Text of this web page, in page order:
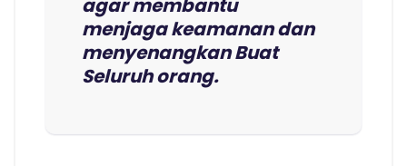
agar membantu
menjaga keamanan dan
menyenangkan Buat
Seluruh orang.